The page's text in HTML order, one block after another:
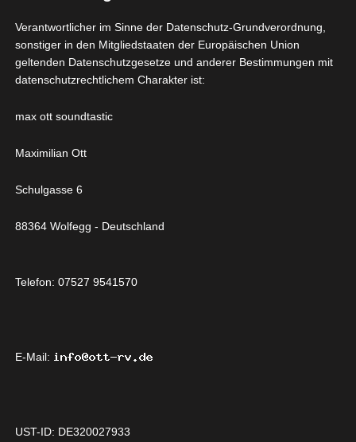
vorgesehen werden.
h) Auftragsverarbeiter
Auftragsverarbeiter ist eine natürliche oder juristische
Person, Behörde, Einrichtung oder andere Stelle, die
Behörde, Einrichtung oder andere Stelle, der
unabhängig davon, ob es sich bei ihr um einen Dritten
Unionsrecht oder dem Recht der Mitgliedstaaten
Dritter ist eine natürliche oder juristische Person,
Auftragsverarbeiter und den Personen, die unter der
Verantwortlicher im Sinne der Datenschutz-Grundverordnung,
sonstiger in den Mitgliedstaaten der Europäischen Union
geltenden Datenschutzgesetze und anderer Bestimmungen mit
datenschutzrechtlichem Charakter ist:
max ott soundtastic
Maximilian Ott
Schulgasse 6
88364 Wolfegg - Deutschland
Telefon: 07527 9541570
E-Mail:
UST-ID: DE320027933